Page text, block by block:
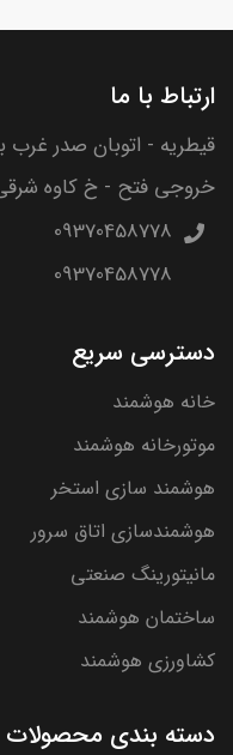
ارتباط با ما
قیطریه - اتوبان صدر غرب
خروجی فتح - خ کاوه شرقی
09370458778
09370458778
دسترسی سریع
خانه هوشمند
موتورخانه هوشمند
هوشمند سازی استخر
هوشمندسازی اتاق سرور
مانیتورینگ صنعتی
ساختمان هوشمند
کشاورزی هوشمند
دسته بندی محصولات